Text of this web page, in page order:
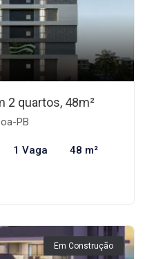
2 quartos, 48m²
PB
1 Vaga 48 m²
Em Construção